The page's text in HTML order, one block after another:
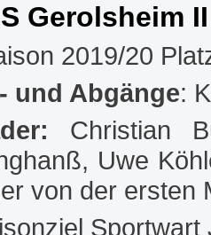
Gerolsheim II
2019/20
und Abgänge:
Christian
Uwe
von der ersten